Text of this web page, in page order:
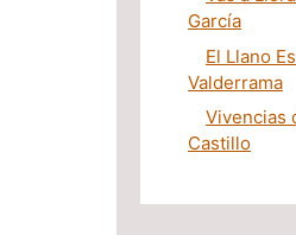
García
El Llano
Valderrama
Vivencias
Castillo